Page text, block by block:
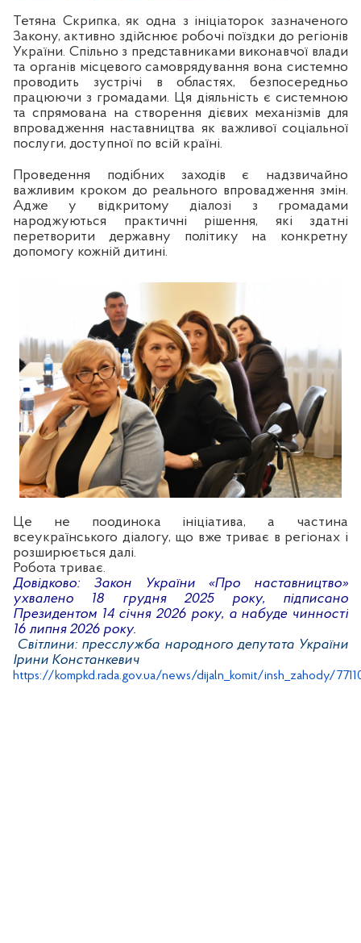
Тетяна Скрипка, як одна з ініціаторок зазначеного
Закону, активно здійснює робочі поїздки до регіонів
України. Спільно з представниками виконавчої влади
та органів місцевого самоврядування вона системно
проводить зустрічі в областях, безпосередньо
працюючи з громадами. Ця діяльність є системною
та спрямована на створення дієвих механізмів для
впровадження наставництва як важливої соціальної
послуги, доступної по всій країні.
Проведення подібних заходів є надзвичайно
важливим кроком до реального впровадження змін.
Адже у відкритому діалозі з громадами
народжуються практичні рішення, які здатні
перетворити державну політику на конкретну
допомогу кожній дитині.
Це не поодинока ініціатива, а частина
всеукраїнського діалогу, що вже триває в регіонах і
розширюється далі.
Робота триває.
Довідково: Закон України «Про наставництво»
ухвалено 18 грудня 2025 року, підписано
Президентом 14 січня 2026 року, а набуде чинності
16 липня 2026 року.
Світлини: пресслужба народного депутата України
Ірини Констанкевич
https://kompkd.rada.gov.ua/news/dijaln_komit/insh_zahody/